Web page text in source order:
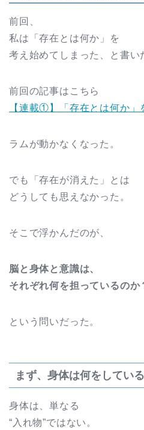
前回、
私は「存在とは何か」を
考え始めてしまった、と書い
前回の記事はこちら
【連載①】「存在とは何か
ラムが動かなくなった。
でも「存在が消えた」とは
どうしても思えなかった。
そこで浮かんだのが、
脳と身体と意識は、
それぞれ何を担っているのか
という問いだった。
まず、身体は何をしてい
身体は、単なる
“入れ物”ではない。